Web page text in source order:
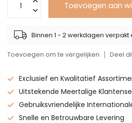
Toevoegen aan
Binnen 1 - 2 werkdagen
Toevoegen om te vergelijken Deel
Exclusief en Kwalitatief
Uitstekende Meertalige
Gebruiksvriendelijke
Snelle en Betrouwbare Levering